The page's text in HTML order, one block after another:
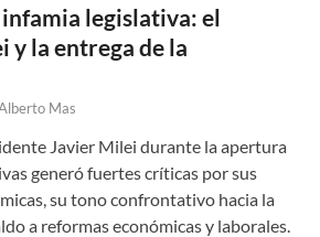
infamia legislativa: el
la entrega de la
Mas
Javier Milei durante la apertura
generó fuertes críticas por sus
su tono confrontativo hacia la
a reformas económicas y laborales.